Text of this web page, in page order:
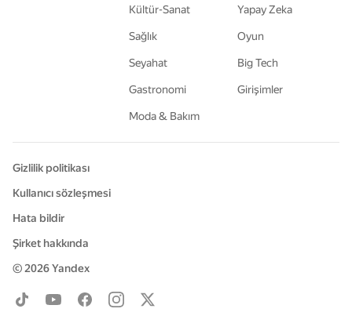
Kültür-Sanat
Sağlık
Seyahat
Gastronomi
Moda & Bakım
Yapay Zeka
Oyun
Big Tech
Girişimler
© 2026Yandex
Gizlilik politikası
Kullanıcı sözleşmesi
Hata bildir
Şirket hakkında